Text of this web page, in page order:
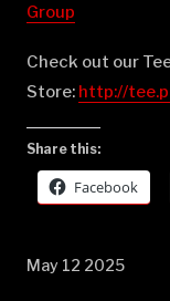
Group⁠⁠⁠⁠⁠⁠⁠⁠⁠⁠⁠⁠⁠⁠⁠⁠⁠⁠⁠⁠⁠⁠⁠⁠⁠⁠⁠⁠⁠⁠⁠⁠⁠⁠⁠⁠⁠⁠⁠⁠⁠⁠⁠⁠⁠⁠⁠⁠
Check out our
Store: ⁠⁠⁠⁠⁠⁠⁠⁠⁠⁠⁠⁠⁠⁠⁠⁠⁠⁠⁠⁠⁠⁠⁠⁠⁠⁠⁠⁠⁠⁠⁠⁠⁠⁠⁠⁠⁠⁠⁠⁠⁠⁠⁠⁠⁠⁠⁠⁠http://
Share this:
Facebook
May 12 2025